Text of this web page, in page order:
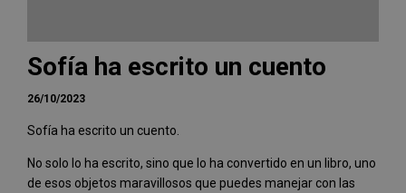
Sofía ha escrito un cuento
26/10/2023
Sofía ha escrito un cuento.
No solo lo ha escrito, sino que lo ha convertido en un libro, uno
de esos objetos maravillosos que puedes manejar con las